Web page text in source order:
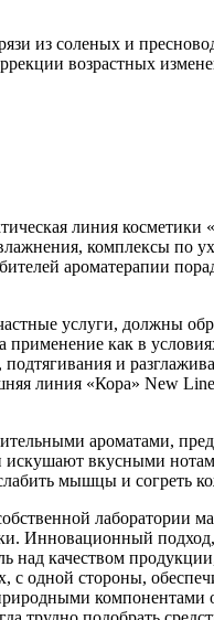
из соленых и
возрастных
линия
комплексы по
ароматерапии
услуги, должны
как в
и
линия «Кора» New Line
ароматами,
вкусными
мышцы и согреть
лаборатории
Инновационный
над качеством
одной стороны,